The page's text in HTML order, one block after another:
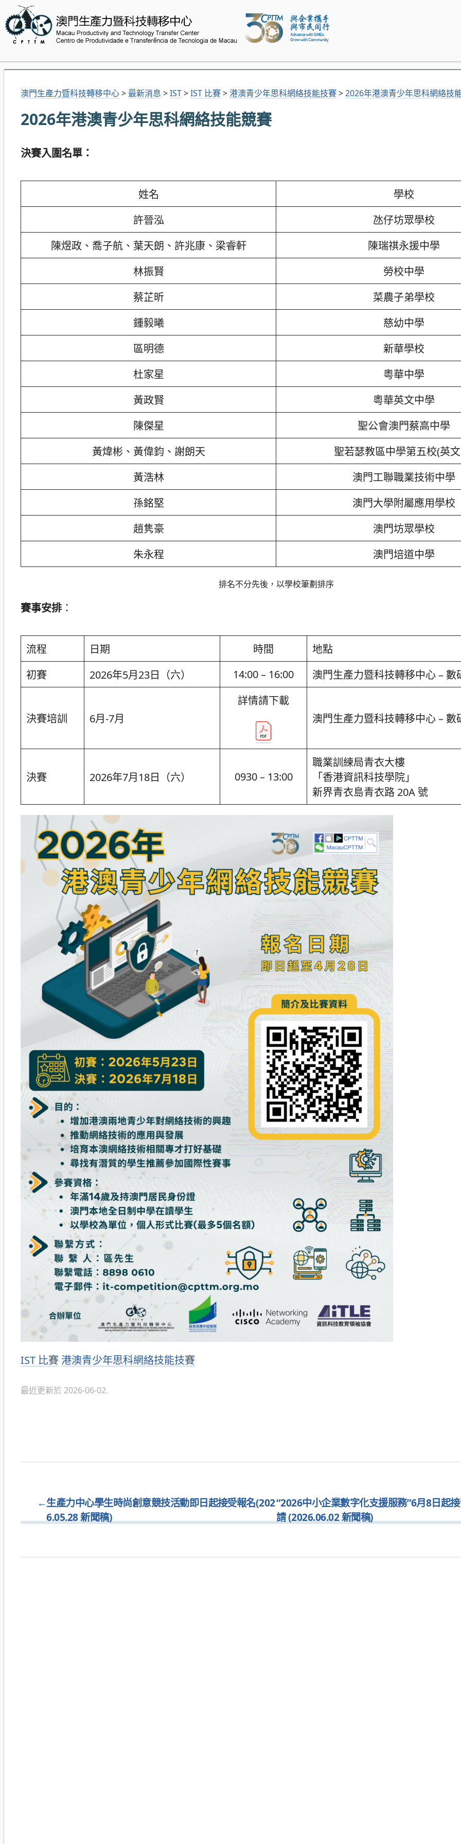
澳門生產力暨科技轉移中心> 最新消息 >IST>IST 比賽>港澳青少年思科網絡技能技賽>2026年港澳青少年思科網絡技
2026年港澳青少年思科網絡技能競賽
決賽入圍名單：
姓名
學校
許晉泓
氹仔坊眾學校
陳煜政、喬子航、葉天朗、許兆康、梁睿軒
陳瑞祺永援中學
林振賢
勞校中學
蔡芷昕
菜農子弟學校
鍾毅曦
慈幼中學
區明德
新華學校
杜家星
粵華中學
黃政賢
粵華英文中學
陳傑星
聖公會澳門蔡高中學
黃煒彬、黃偉鈞、謝朗天
聖若瑟教區中學第五校(英
黃浩林
澳門工聯職業技術中學
孫銘堅
澳門大學附屬應用學校
趙隽豪
澳門坊眾學校
朱永程
澳門培道中學
排名不分先後，以學校筆劃排序
賽事安排 ：
流程 日期 時間
地點
初賽
2026年5月23日（六） 14:00 – 16:00 澳門生產力暨科技轉移中心 – 數
決賽培訓 6月-7月
詳情請下載
澳門生產力暨科技轉移中心 – 數
決賽 2026年7月18日（六） 0930 – 13:00
職業訓練局青衣大樓
「香港資訊科技學院」
新界青衣島青衣路 20A 號
分
IST 比賽 港澳青少年思科網絡技能技賽
最近更新於 2026-06-02.
←生產力中心學生時尚創意競技活動即日起接受報名(202
6.05.28 新聞稿)
“2026中小企業數字化支援服務”6月8日起
請 (2026.06.02 新聞稿)